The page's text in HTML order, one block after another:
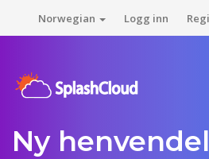
Norwegian Logg inn
Ny